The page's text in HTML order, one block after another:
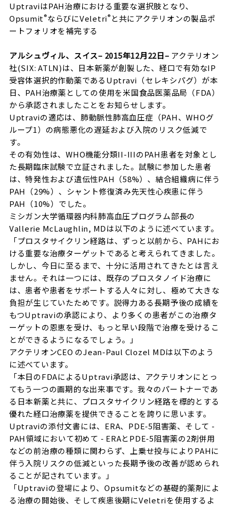
UptraviはPAH治療における重要な選択肢となり、
Opsumit®ならびにVeletri® と共にアクテリオンの製品ポ
ートフォリオを補完する
アルシュヴィル、スイス– 2015年12月22日– アクテリオン
社(SIX: ATLN)は、日本新薬が創製した、経口で有効なIP
受容体選択的作動薬であるUptravi（セレキシパグ）が本
日、PAH治療薬としての使用を米国食品医薬品局（FDA）
から承認されましたことをお知らせします。
Uptraviの適応は、肺動脈性肺高血圧症（PAH、WHOグ
ループ1）の病態悪化の遅延および入院のリスク低減で
す。
その有効性は、WHO機能分類II-IIIのPAH患者を対象とし
た長期臨床試験で立証されました。試験に参加した患者
は、特発性および遺伝性PAH（58%）、結合組織病に伴う
PAH（29%）、シャント修復済み先天性心疾患に伴う
PAH（10%）でした。
ミシガン大学循環器内科肺高血圧プログラム部長の
Vallerie McLaughlin, MDは以下のように述べています。
「プロスタサイクリン経路は、ずっと以前から、PAHにお
ける重要な治療ターゲットであると考えられてきました。
しかし、今日に至るまで、十分に活用されてきたとは言え
ません。それは一つには、既存のプロスタノイド治療に
は、患者や患者をサポートする人々に対し、極めて大きな
負担が生じていたためです。説得力ある長期予後の成績を
もつUptraviの承認により、より多くの患者がこの治療タ
ーゲットの恩恵を受け、もっと早い段階で治療を受けるこ
とができるようになるでしょう。」
アクテリオンCEO のJean-Paul Clozel MDは以下のよう
に述べています。
「本日のFDAによるUptravi承認は、アクテリオンにとっ
てもう一つの画期的な出来事です。我々のパートナーであ
る日本新薬と共に、プロスタサイクリン経路を標的とする
優れた経口治療薬を提供できることを誇りに思います。
Uptraviの添付文書には、ERA、PDE-5阻害薬、そして -
PAH領域において初めて - ERAとPDE-5阻害薬の2剤併用
などの前治療の種類に関わらず、上乗せ投与によりPAHに
伴う入院リスクの低減といった長期予後の改善が認められ
ることが記されています。」
「Uptraviの登場により、Opsumitなどの基礎的薬剤によ
る治療の開始後、そして疾患後期にVeletriを使用するよ